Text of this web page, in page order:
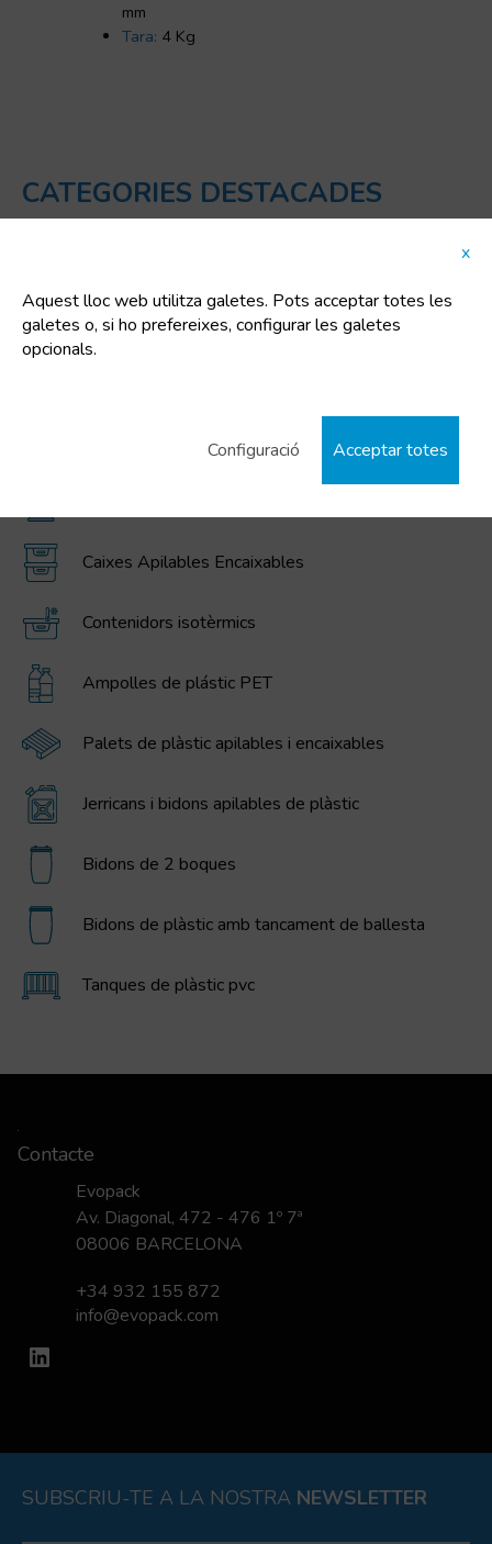
mm
Tara: 4 Kg
CATEGORIES DESTACADES
Contenidors IBC / GRG, bidons, cubells, i dipòsits
de polietilè
Contenidors escombraries i residus
Caixes Apilables Encaixables
Contenidors isotèrmics
Ampolles de plástic PET
Palets de plàstic apilables i encaixables
Jerricans i bidons apilables de plàstic
Bidons de 2 boques
Bidons de plàstic amb tancament de ballesta
Tanques de plàstic pvc
Contacte
Evopack
Av. Diagonal, 472 - 476 1º 7ª
08006 BARCELONA
+34 932 155 872
info@evopack.com
LinkedIn
SUBSCRIU-TE A LA NOSTRA NEWSLETTER
Aquest lloc web utilitza galetes. Pots acceptar totes les
galetes o, si ho prefereixes, configurar les galetes
opcionals.
x
Acceptar totes
Configuració